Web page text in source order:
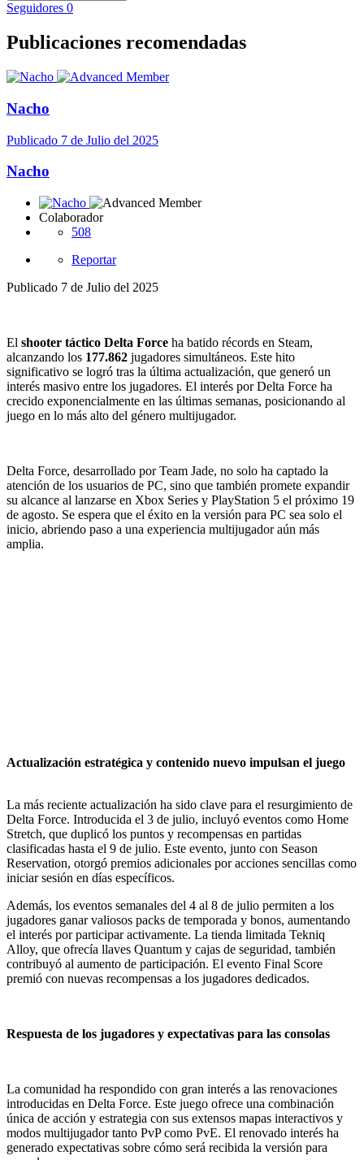
Seguidores 0
Publicaciones recomendadas
Nacho
Publicado 7 de Julio del 2025
Nacho
Colaborador
508
Reportar
Publicado 7 de Julio del 2025
El shooter táctico Delta Force ha batido récords en Steam,
alcanzando los 177.862 jugadores simultáneos. Este hito
significativo se logró tras la última actualización, que generó un
interés masivo entre los jugadores. El interés por Delta Force ha
crecido exponencialmente en las últimas semanas, posicionando al
juego en lo más alto del género multijugador.
Delta Force, desarrollado por Team Jade, no solo ha captado la
atención de los usuarios de PC, sino que también promete expandir
su alcance al lanzarse en Xbox Series y PlayStation 5 el próximo 19
de agosto. Se espera que el éxito en la versión para PC sea solo el
inicio, abriendo paso a una experiencia multijugador aún más
amplia.
Actualización estratégica y contenido nuevo impulsan el juego
La más reciente actualización ha sido clave para el resurgimiento de
Delta Force. Introducida el 3 de julio, incluyó eventos como Home
Stretch, que duplicó los puntos y recompensas en partidas
clasificadas hasta el 9 de julio. Este evento, junto con Season
Reservation, otorgó premios adicionales por acciones sencillas como
iniciar sesión en días específicos.
Además, los eventos semanales del 4 al 8 de julio permiten a los
jugadores ganar valiosos packs de temporada y bonos, aumentando
el interés por participar activamente. La tienda limitada Tekniq
Alloy, que ofrecía llaves Quantum y cajas de seguridad, también
contribuyó al aumento de participación. El evento Final Score
premió con nuevas recompensas a los jugadores dedicados.
Respuesta de los jugadores y expectativas para las consolas
La comunidad ha respondido con gran interés a las renovaciones
introducidas en Delta Force. Este juego ofrece una combinación
única de acción y estrategia con sus extensos mapas interactivos y
modos multijugador tanto PvP como PvE. El renovado interés ha
generado expectativas sobre cómo será recibida la versión para